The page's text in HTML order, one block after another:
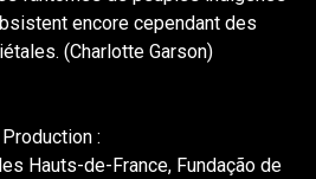
encore cependant des
(Charlotte Garson)
Production :
Hauts-de-France, Fundação de